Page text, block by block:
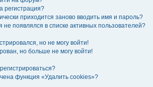
регистрация?
приходится заново вводить имя и пароль?
не появлялся в списке активных пользователей?
но не могу войти!
но больше не могу войти!
функция «Удалить cookies»?